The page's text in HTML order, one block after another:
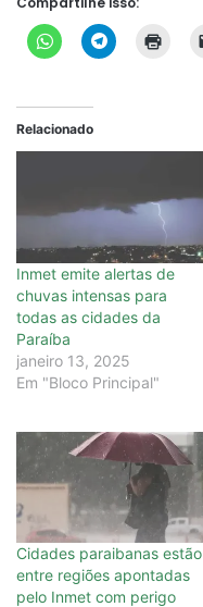
Relacionado
Inmet emite alertas de
chuvas intensas para
todas as cidades da
Paraíba
janeiro 13, 2025
Em "Bloco Principal"
Cidades paraibanas estão
entre regiões apontadas
pelo Inmet com perigo